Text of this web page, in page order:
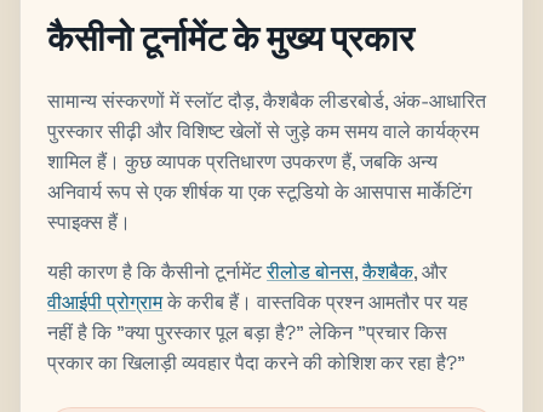
कैसीनो टूर्नामेंट के मुख्य प्रकार
सामान्य संस्करणों में स्लॉट दौड़, कैशबैक लीडरबोर्ड, अंक-आधारित
पुरस्कार सीढ़ी और विशिष्ट खेलों से जुड़े कम समय वाले कार्यक्रम
शामिल हैं। कुछ व्यापक प्रतिधारण उपकरण हैं, जबकि अन्य
अनिवार्य रूप से एक शीर्षक या एक स्टूडियो के आसपास मार्केटिंग
स्पाइक्स हैं।
यही कारण है कि कैसीनो टूर्नामेंटरीलोड बोनस,कैशबैक, और
वीआईपी प्रोग्रामके करीब हैं। वास्तविक प्रश्न आमतौर पर यह
नहीं है कि "क्या पुरस्कार पूल बड़ा है?" लेकिन "प्रचार किस
प्रकार का खिलाड़ी व्यवहार पैदा करने की कोशिश कर रहा है?"